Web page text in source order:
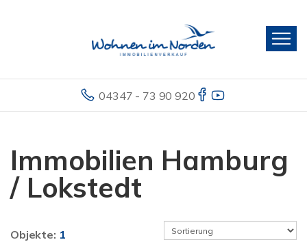
04347 - 73 90 920
Immobilien Hamburg
/ Lokstedt
Objekte: 1